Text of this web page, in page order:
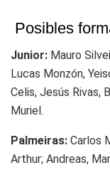
Posibles
Junior: Mauro
Lucas Monzón,
Celis, Jesús Rivas,
Muriel.
Palmeiras: Carlos
Arthur; Andreas,